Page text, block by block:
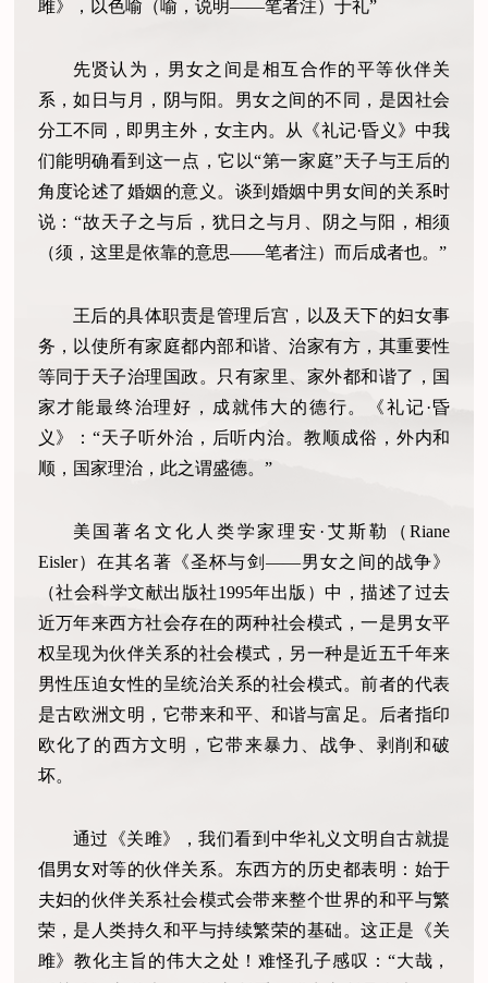
雎》，以色喻（喻，说明——笔者注）于礼”
先贤认为，男女之间是相互合作的平等伙伴关
系，如日与月，阴与阳。男女之间的不同，是因社会
分工不同，即男主外，女主内。从《礼记·昏义》中我
们能明确看到这一点，它以“第一家庭”天子与王后的
角度论述了婚姻的意义。谈到婚姻中男女间的关系时
说：“故天子之与后，犹日之与月、阴之与阳，相须
（须，这里是依靠的意思——笔者注）而后成者也。”
王后的具体职责是管理后宫，以及天下的妇女事
务，以使所有家庭都内部和谐、治家有方，其重要性
等同于天子治理国政。只有家里、家外都和谐了，国
家才能最终治理好，成就伟大的德行。《礼记·昏
义》：“天子听外治，后听内治。教顺成俗，外内和
顺，国家理治，此之谓盛德。”
美国著名文化人类学家理安·艾斯勒（Riane
Eisler）在其名著《圣杯与剑——男女之间的战争》
（社会科学文献出版社1995年出版）中，描述了过去
近万年来西方社会存在的两种社会模式，一是男女平
权呈现为伙伴关系的社会模式，另一种是近五千年来
男性压迫女性的呈统治关系的社会模式。前者的代表
是古欧洲文明，它带来和平、和谐与富足。后者指印
欧化了的西方文明，它带来暴力、战争、剥削和破
坏。
通过《关雎》，我们看到中华礼义文明自古就提
倡男女对等的伙伴关系。东西方的历史都表明：始于
夫妇的伙伴关系社会模式会带来整个世界的和平与繁
荣，是人类持久和平与持续繁荣的基础。这正是《关
雎》教化主旨的伟大之处！难怪孔子感叹：“大哉，